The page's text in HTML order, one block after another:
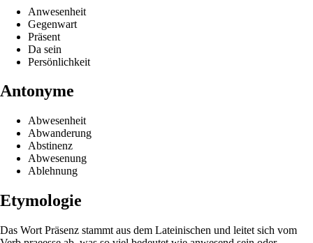
Anwesenheit
Gegenwart
Präsent
Da sein
Persönlichkeit
Antonyme
Abwesenheit
Abwanderung
Abstinenz
Abwesenung
Ablehnung
Etymologie
Das Wort Präsenz stammt aus dem Lateinischen und leitet sich vom